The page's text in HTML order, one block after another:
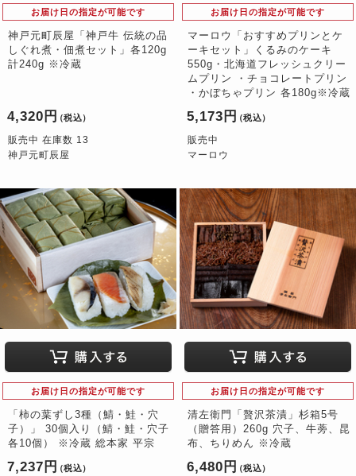
お届け日の指定が可能です
神戸元町辰屋「神戸牛 伝統の品
しぐれ煮・佃煮セット」各120g
計240g ※冷蔵
4,320円 （税込）
販売中 在庫数 13
神戸元町辰屋
お届け日の指定が可能です
マーロウ「おすすめプリンとケ
ーキセット」くるみのケーキ
550g・北海道フレッシュクリー
ムプリン ・チョコレートプリン
・かぼちゃプリン 各180g※冷蔵
5,173円 （税込）
販売中
マーロウ
お届け日の指定が可能です
「柿の葉ずし3種（鯖・鮭・穴
子）」 30個入り（鯖・鮭・穴子
各10個） ※冷蔵 総本家 平宗
7,237円 （税込）
お届け日の指定が可能です
清左衛門「贅沢茶漬」杉箱5号
（贈答用）260g 穴子、牛蒡、昆
布、ちりめん ※冷蔵
6,480円 （税込）